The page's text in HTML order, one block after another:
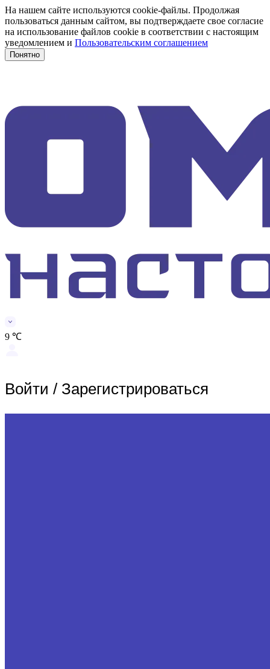
На нашем сайте используются cookie-файлы. Продолжая
пользоваться данным сайтом, вы подтверждаете свое согласие
на использование файлов cookie в соответствии с настоящим
уведомлением и Пользовательским соглашением
Понятно
9 ℃
Войти / Зарегистрироваться